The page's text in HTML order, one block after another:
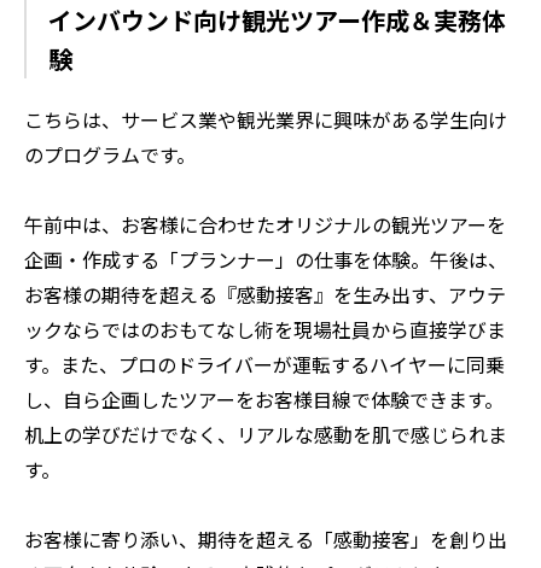
インバウンド向け観光ツアー作成＆実務体
験
こちらは、サービス業や観光業界に興味がある学生向け
のプログラムです。
午前中は、お客様に合わせたオリジナルの観光ツアーを
企画・作成する「プランナー」の仕事を体験。午後は、
お客様の期待を超える『感動接客』を生み出す、アウテ
ックならではのおもてなし術を現場社員から直接学びま
す。また、プロのドライバーが運転するハイヤーに同乗
し、自ら企画したツアーをお客様目線で体験できます。
机上の学びだけでなく、リアルな感動を肌で感じられま
す。
お客様に寄り添い、期待を超える「感動接客」を創り出